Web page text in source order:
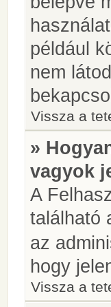
például
nem
Vissza a
»
vagyok
A
található
az
hogy
Vissza a